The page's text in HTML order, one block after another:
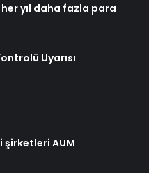
yıl daha fazla para
Uyarısı
şirketleri AUM